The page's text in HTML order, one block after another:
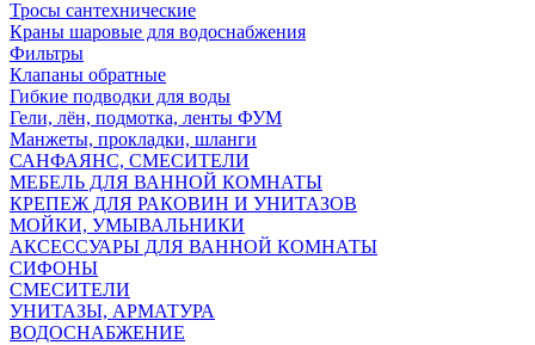
Тросы сантехнические
Краны шаровые для водоснабжения
Фильтры
Клапаны обратные
Гибкие подводки для воды
Гели, лён, подмотка, ленты ФУМ
Манжеты, прокладки, шланги
САНФАЯНС, СМЕСИТЕЛИ
МЕБЕЛЬ ДЛЯ ВАННОЙ КОМНАТЫ
КРЕПЕЖ ДЛЯ РАКОВИН И УНИТАЗОВ
МОЙКИ, УМЫВАЛЬНИКИ
АКСЕССУАРЫ ДЛЯ ВАННОЙ КОМНАТЫ
СИФОНЫ
СМЕСИТЕЛИ
УНИТАЗЫ, АРМАТУРА
ВОДОСНАБЖЕНИЕ